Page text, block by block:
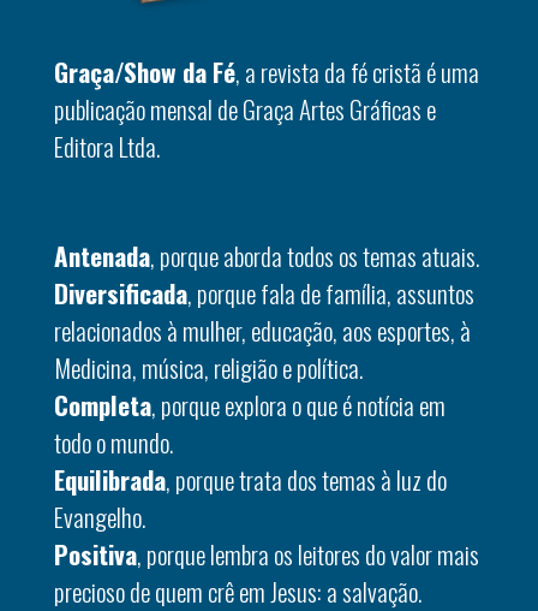
Graça/Show da Fé, a revista da fé cristã é uma
publicação mensal de Graça Artes Gráficas e
Editora Ltda.
Antenada, porque aborda todos os temas atuais.
Diversificada, porque fala de família, assuntos
relacionados à mulher, educação, aos esportes, à
Medicina, música, religião e política.
Completa, porque explora o que é notícia em
todo o mundo.
Equilibrada, porque trata dos temas à luz do
Evangelho.
Positiva, porque lembra os leitores do valor mais
precioso de quem crê em Jesus: a salvação.